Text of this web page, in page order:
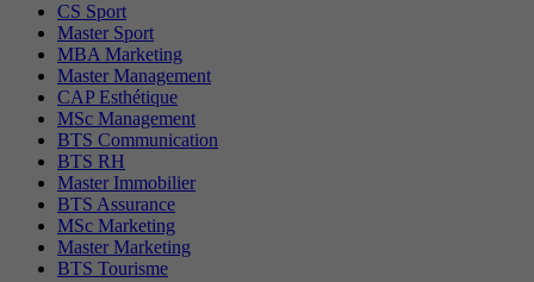
CS Sport
Master Sport
MBA Marketing
Master Management
CAP Esthétique
MSc Management
BTS Communication
BTS RH
Master Immobilier
BTS Assurance
MSc Marketing
Master Marketing
BTS Tourisme